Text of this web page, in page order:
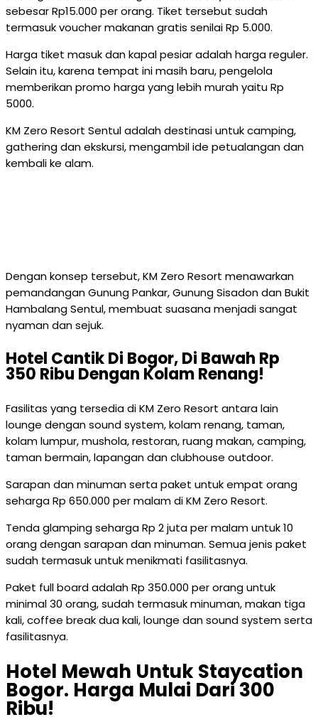
sebesar Rp15.000 per orang. Tiket tersebut sudah
termasuk voucher makanan gratis senilai Rp 5.000.
Harga tiket masuk dan kapal pesiar adalah harga reguler.
Selain itu, karena tempat ini masih baru, pengelola
memberikan promo harga yang lebih murah yaitu Rp
5000.
KM Zero Resort Sentul adalah destinasi untuk camping,
gathering dan ekskursi, mengambil ide petualangan dan
kembali ke alam.
Dengan konsep tersebut, KM Zero Resort menawarkan
pemandangan Gunung Pankar, Gunung Sisadon dan Bukit
Hambalang Sentul, membuat suasana menjadi sangat
nyaman dan sejuk.
Hotel Cantik Di Bogor, Di Bawah Rp
350 Ribu Dengan Kolam Renang!
Fasilitas yang tersedia di KM Zero Resort antara lain
lounge dengan sound system, kolam renang, taman,
kolam lumpur, mushola, restoran, ruang makan, camping,
taman bermain, lapangan dan clubhouse outdoor.
Sarapan dan minuman serta paket untuk empat orang
seharga Rp 650.000 per malam di KM Zero Resort.
Tenda glamping seharga Rp 2 juta per malam untuk 10
orang dengan sarapan dan minuman. Semua jenis paket
sudah termasuk untuk menikmati fasilitasnya.
Paket full board adalah Rp 350.000 per orang untuk
minimal 30 orang, sudah termasuk minuman, makan tiga
kali, coffee break dua kali, lounge dan sound system serta
fasilitasnya.
Hotel Mewah Untuk Staycation
Bogor. Harga Mulai Dari 300
Ribu!